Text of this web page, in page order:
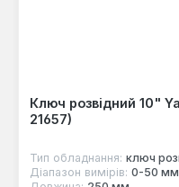
Ключ розвідний 10"
21657)
Тип обладнання: ключ
Діапазон вимірів: 0-50 мм